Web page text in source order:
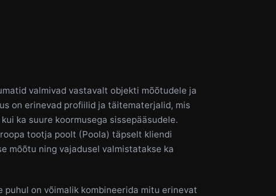
valmivad vastavalt objekti mõõtudele ja
on erinevad profiilid ja täitematerjalid, mis
ka suure koormusega sissepääsudele.
tootja poolt (Poola) täpselt kliendi
mõõtu ning vajadusel valmistatakse ka
puhul on võimalik kombineerida mitu erinevat